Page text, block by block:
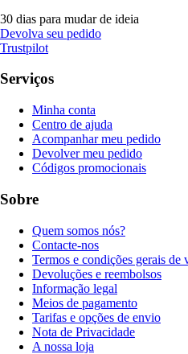
30 dias para mudar de ideia
Devolva seu pedido
Trustpilot
Serviços
Minha conta
Centro de ajuda
Acompanhar meu pedido
Devolver meu pedido
Códigos promocionais
Sobre
Quem somos nós?
Contacte-nos
Termos e condições gerais de
Devoluções e reembolsos
Informação legal
Meios de pagamento
Tarifas e opções de envio
Nota de Privacidade
A nossa loja